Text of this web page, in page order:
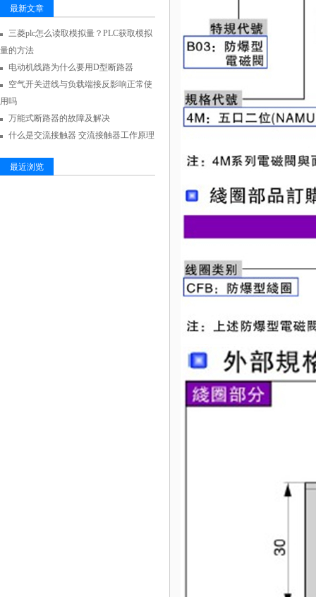
最新文章
三菱plc怎么读取模拟量？PLC获取模拟
量的方法
电动机线路为什么要用D型断路器
空气开关进线与负载端接反影响正常使
用吗
万能式断路器的故障及解决
什么是交流接触器 交流接触器工作原理
最近浏览